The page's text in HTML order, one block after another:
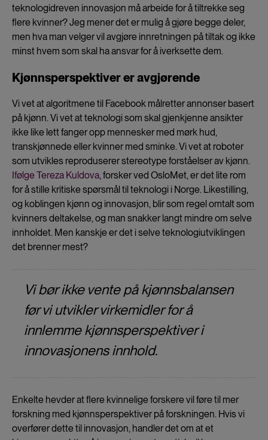
teknologidreven innovasjon må arbeide for å tiltrekke seg
flere kvinner? Jeg mener det er mulig å gjøre begge deler,
men hva man velger vil avgjøre innretningen på tiltak og ikke
minst hvem som skal ha ansvar for å iverksette dem.
Kjønnsperspektiver er avgjørende
Vi vet at algoritmene til Facebook målretter annonser basert
på kjønn. Vi vet at teknologi som skal gjenkjenne ansikter
ikke like lett fanger opp mennesker med mørk hud,
transkjønnede eller kvinner med sminke. Vi vet at roboter
som utvikles reproduserer stereotype forståelser av kjønn.
Ifølge Tereza Kuldova, forsker ved OsloMet, er det lite rom
for å stille kritiske spørsmål til teknologi i Norge. Likestilling,
og koblingen kjønn og innovasjon, blir som regel omtalt som
kvinners deltakelse, og man snakker langt mindre om selve
innholdet. Men kanskje er det i selve teknologiutviklingen
det brenner mest?
Vi bør ikke vente på kjønnsbalansen
før vi utvikler virkemidler for å
innlemme kjønnsperspektiver i
innovasjonens innhold.
Enkelte hevder at flere kvinnelige forskere vil føre til mer
forskning med kjønnsperspektiver på forskningen. Hvis vi
overfører dette til innovasjon, handler det om at et